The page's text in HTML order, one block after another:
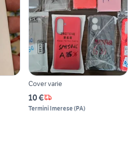
Cover varie
10 €
Termini Imerese(PA)